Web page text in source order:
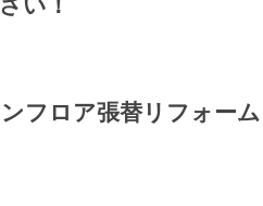
フロア張替リフォーム